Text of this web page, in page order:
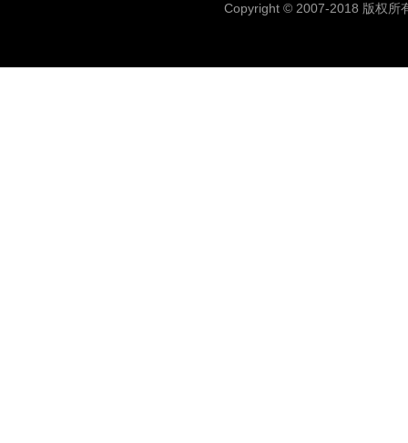
Copyright © 2007-2018 版权所